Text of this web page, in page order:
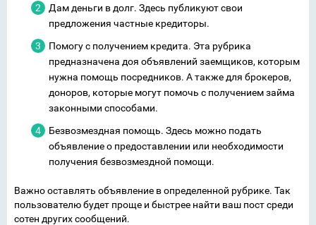
Дам деньги в долг. Здесь публикуют свои
предложения частные кредиторы.
Помогу с получением кредита. Эта рубрика
предназначена доя объявлений заемщиков, которым
нужна помощь посредников. А также для брокеров,
доноров, которые могут помочь с получением займа
законными способами.
Безвозмездная помощь. Здесь можно подать
объявление о предоставлении или необходимости
получения безвозмездной помощи.
Важно оставлять объявление в определенной рубрике. Так
пользователю будет проще и быстрее найти ваш пост среди
сотен других сообщений.